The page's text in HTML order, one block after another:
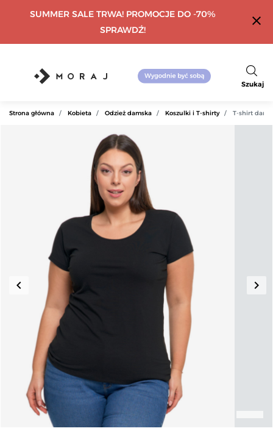
SUMMER SALE TRWA! PROMOCJE DO -70%
SPRAWDŹ!
close
Szukaj
Strona główna Kobieta Odzież damska Koszulki i T-shirty T-shirt
Poprzedni
keyboard_arrow_left keyboard_arrow_right